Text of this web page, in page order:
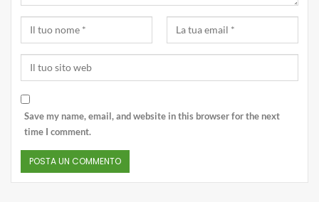
Save my name, email, and website in this browser for the next
time I comment.